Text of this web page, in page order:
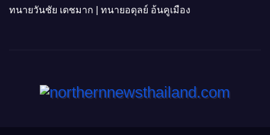
ทนายวันชัย เดชมาก | ทนายอดุลย์ อ้นคูเมือง